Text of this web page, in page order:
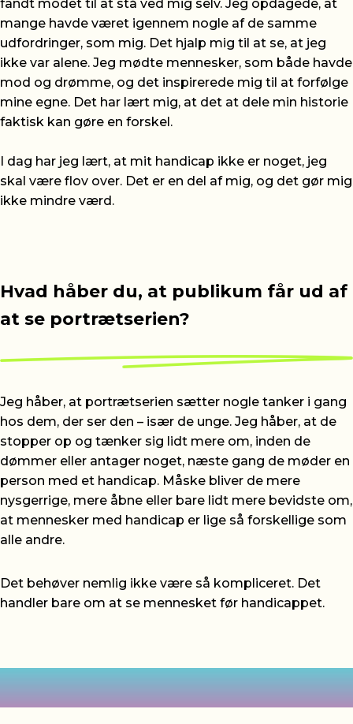
fandt modet til at stå ved mig selv. Jeg opdagede, at
mange havde været igennem nogle af de samme
udfordringer, som mig. Det hjalp mig til at se, at jeg
ikke var alene. Jeg mødte mennesker, som både havde
mod og drømme, og det inspirerede mig til at forfølge
mine egne. Det har lært mig, at det at dele min historie
faktisk kan gøre en forskel.
I dag har jeg lært, at mit handicap ikke er noget, jeg
skal være flov over. Det er en del af mig, og det gør mig
ikke mindre værd.
Hvad håber du, at publikum får ud af
at se portrætserien?
Jeg håber, at portrætserien sætter nogle tanker i gang
hos dem, der ser den – især de unge. Jeg håber, at de
stopper op og tænker sig lidt mere om, inden de
dømmer eller antager noget, næste gang de møder en
person med et handicap. Måske bliver de mere
nysgerrige, mere åbne eller bare lidt mere bevidste om,
at mennesker med handicap er lige så forskellige som
alle andre.
Det behøver nemlig ikke være så kompliceret. Det
handler bare om at se mennesket før handicappet.